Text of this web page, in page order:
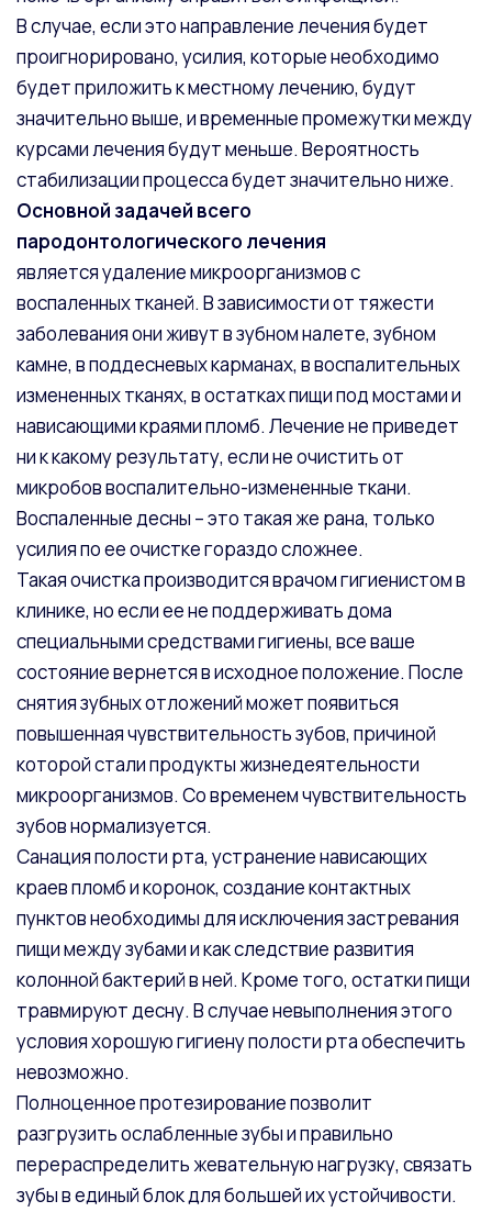
В случае, если это направление лечения будет
проигнорировано, усилия, которые необходимо
будет приложить к местному лечению, будут
значительно выше, и временные промежутки между
курсами лечения будут меньше. Вероятность
стабилизации процесса будет значительно ниже.
Основной задачей всего
пародонтологического лечения
является удаление микроорганизмов с
воспаленных тканей. В зависимости от тяжести
заболевания они живут в зубном налете, зубном
камне, в поддесневых карманах, в воспалительных
измененных тканях, в остатках пищи под мостами и
нависающими краями пломб. Лечение не приведет
ни к какому результату, если не очистить от
микробов воспалительно-измененные ткани.
Воспаленные десны – это такая же рана, только
усилия по ее очистке гораздо сложнее.
Такая очистка производится врачом гигиенистом в
клинике, но если ее не поддерживать дома
специальными средствами гигиены, все ваше
состояние вернется в исходное положение. После
снятия зубных отложений может появиться
повышенная чувствительность зубов, причиной
которой стали продукты жизнедеятельности
микроорганизмов. Со временем чувствительность
зубов нормализуется.
Санация полости рта, устранение нависающих
краев пломб и коронок, создание контактных
пунктов необходимы для исключения застревания
пищи между зубами и как следствие развития
колонной бактерий в ней. Кроме того, остатки пищи
травмируют десну. В случае невыполнения этого
условия хорошую гигиену полости рта обеспечить
невозможно.
Полноценное протезирование позволит
разгрузить ослабленные зубы и правильно
перераспределить жевательную нагрузку, связать
зубы в единый блок для большей их устойчивости.